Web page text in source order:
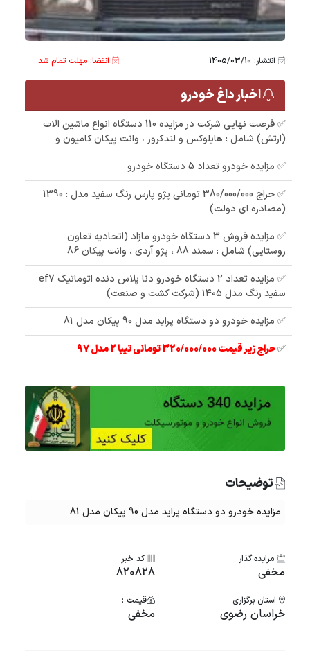
انتشار: 1405/03/10 انقضا: مهلت تمام شد
اخبار داغ خودرو
✅ فرصت نهایی شرکت در مزایده 110 دستگاه انواع ماشین الات
(ارتش) شامل : هایلوکس و لندکروز ، وانت پیکان کامیون و
✅ مزایده خودرو تعداد 5 دستگاه خودرو
✅ حراج 380/000/000 تومانی پژو پارس رنگ سفید مدل : 1390
(مصادره ای دولت)
✅ مزایده فروش 3 دستگاه خودرو مازاد (اتحادیه تعاون
روستایی) شامل : سمند 88 ، پژو آردی ، وانت پیکان 86
✅ مزایده تعداد 2 دستگاه خودرو دنا پلاس دنده اتوماتیک ef7
سفید رنگ مدل ۱۴۰۵ (شرکت کشت و صنعت)
✅ مزایده خودرو دو دستگاه پراید مدل 90 پیکان مدل 81
✅حراج زیر قیمت 320/000/000 تومانی تیبا 2 مدل 97
توضیحات
مزایده خودرو دو دستگاه پراید مدل 90 پیکان مدل 81
مزایده گذار
مخفی
کد خبر
820828
استان برگزاری
خراسان رضوی
قیمت :
مخفی